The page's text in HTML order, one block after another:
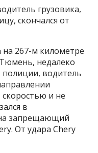
грузовика,
скончался от
на 267-м километре
недалеко
водитель
и не
в
запрещающий
От удара Chery